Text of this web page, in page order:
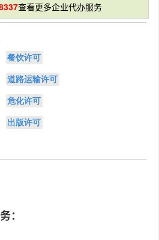
查看更多企业代办服务
餐饮许可
道路运输许可
危化许可
出版许可
：